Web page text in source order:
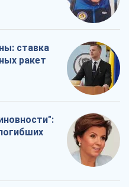
ставка
ракет